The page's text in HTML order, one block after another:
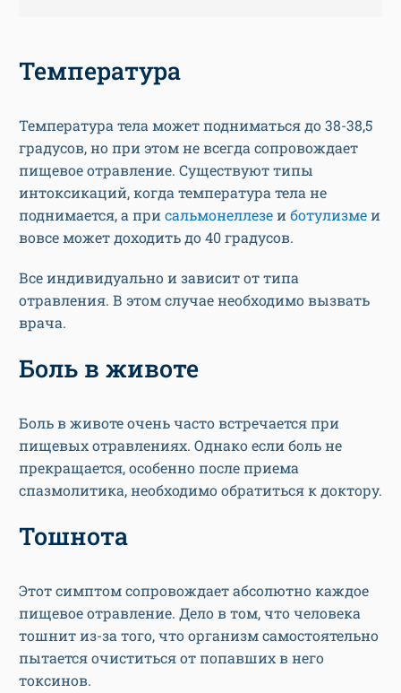
Температура
Температура тела может подниматься до 38-38,5
градусов, но при этом не всегда сопровождает
пищевое отравление. Существуют типы
интоксикаций, когда температура тела не
поднимается, а присальмонеллезеиботулизмеи
вовсе может доходить до 40 градусов.
Все индивидуально и зависит от типа
отравления. В этом случае необходимо вызвать
врача.
Боль в животе
Боль в животе очень часто встречается при
пищевых отравлениях. Однако если боль не
прекращается, особенно после приема
спазмолитика, необходимо обратиться к доктору.
Тошнота
Этот симптом сопровождает абсолютно каждое
пищевое отравление. Дело в том, что человека
тошнит из-за того, что организм самостоятельно
пытается очиститься от попавших в него
токсинов.